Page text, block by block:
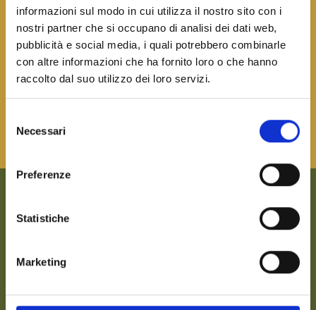
informazioni sul modo in cui utilizza il nostro sito con i
nostri partner che si occupano di analisi dei dati web,
pubblicità e social media, i quali potrebbero combinarle
con altre informazioni che ha fornito loro o che hanno
raccolto dal suo utilizzo dei loro servizi.
delNecessari
Preferenze
Statistiche
Marketing
PROGRAMMA IN
PREPARAZIONE...
CONTINUATE A SEGUIRCI PER
TUTTI GLI AGGIORNAMENTI!
Piazza Municipale, 19